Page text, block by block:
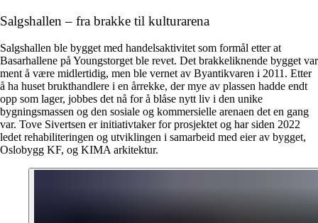
Salgshallen – fra brakke til kulturarena
Salgshallen ble bygget med handelsaktivitet som formål etter at
Basarhallene på Youngstorget ble revet. Det brakkeliknende bygget var
ment å være midlertidig, men ble vernet av Byantikvaren i 2011. Etter
å ha huset brukthandlere i en årrekke, der mye av plassen hadde endt
opp som lager, jobbes det nå for å blåse nytt liv i den unike
bygningsmassen og den sosiale og kommersielle arenaen det en gang
var. Tove Sivertsen er initiativtaker for prosjektet og har siden 2022
ledet rehabiliteringen og utviklingen i samarbeid med eier av bygget,
Oslobygg KF, og KIMA arkitektur.